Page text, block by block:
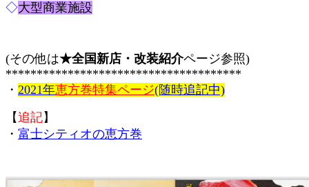
◇大型商業施設
(その他は★全国新店・改装紹介ページ参照)
**************************************
・ 2021年恵方巻特集ページ(随時追記中)
【追記】
・ 富士シティオの恵方巻